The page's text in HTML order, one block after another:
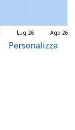
Lug 26 Ago 26
Personalizza